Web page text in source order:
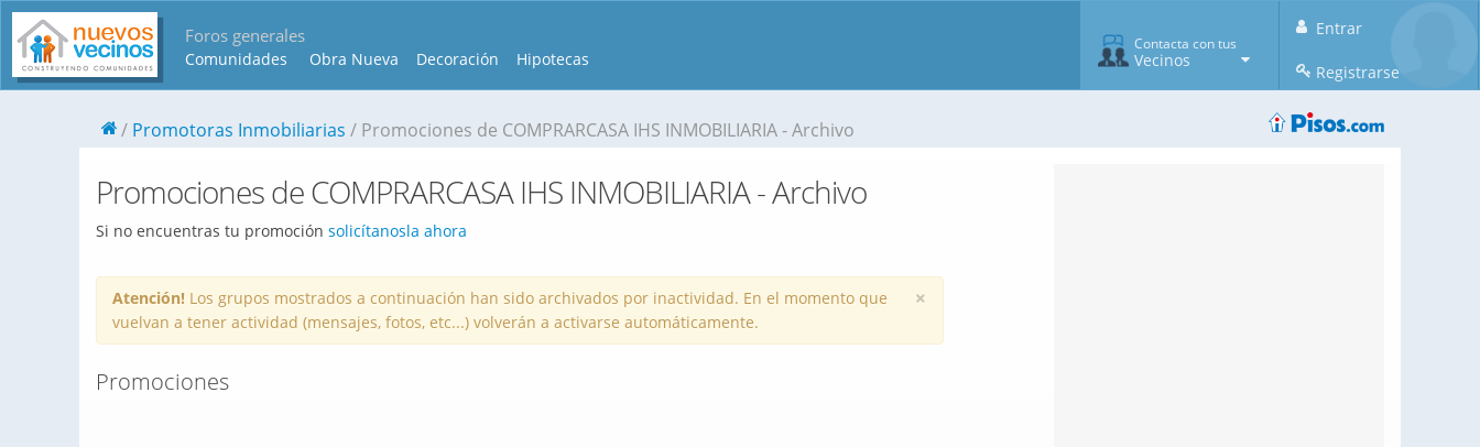
Foros generales
Comunidades Obra Nueva Decoración Hipotecas
Entrar
Registrarse
Contacta con tus
Vecinos
Promotoras Inmobiliarias Promociones de COMPRARCASA IHS INMOBILIARIA - Archivo
Promociones de COMPRARCASA IHS INMOBILIARIA - Archivo
Si no encuentras tu promoción solicítanosla ahora
×
Atención! Los grupos mostrados a continuación han sido archivados por inactividad. En el momento que
vuelvan a tener actividad (mensajes, fotos, etc...) volverán a activarse automáticamente.
Promociones